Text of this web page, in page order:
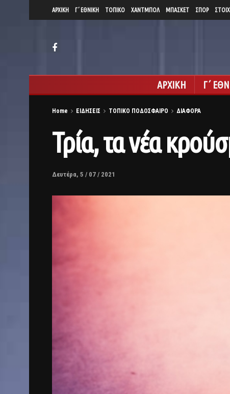
ΑΡΧΙΚΗ Γ΄ ΕΘΝΙΚΗ ΤΟΠΙΚΟ ΧΑΝΤΜΠΟΛ ΜΠΑΣΚΕΤ ΣΠΟΡ
ΑΡΧΙΚΗ Γ΄
Home ΕΙΔΗΣΕΙΣ ΤΟΠΙΚΟ ΠΟΔΟΣΦΑΙΡΟ ΔΙΑΦΟΡΑ
Τρία, τα νέα
Δευτέρα, 5 / 07 / 2021